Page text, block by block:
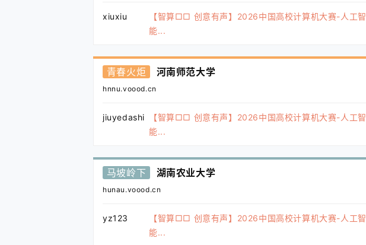
xiuxiu
【智算□□ 创意有声】2026中国高校计算机大赛-人工智
能...
青春火炬 河南师范大学
hnnu.voood.cn
jiuyedashi
【智算□□ 创意有声】2026中国高校计算机大赛-人工智
能...
马坡岭下 湖南农业大学
hunau.voood.cn
yz123
【智算□□ 创意有声】2026中国高校计算机大赛-人工智
能...